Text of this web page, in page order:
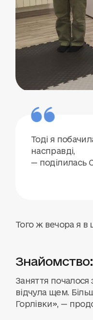
Тоді я
насправді,
— поділилась
Того ж вечора я в
Заняття почалося
відчула щем.
Горлівки», —